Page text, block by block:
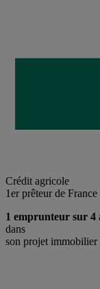
Crédit agricole
1er prêteur de France
1 emprunteur sur 4
dans
son projet immobilier